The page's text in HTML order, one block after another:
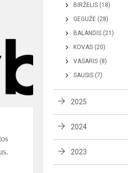
BIRŽELIS (18)
GEGUŽĖ (28)
BALANDIS (21)
KOVAS (20)
VASARIS (8)
SAUSIS (7)
2025
2024
2023